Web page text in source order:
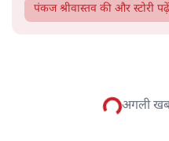
पंकज श्रीवास्तव की और स्टोरी पढ़ें